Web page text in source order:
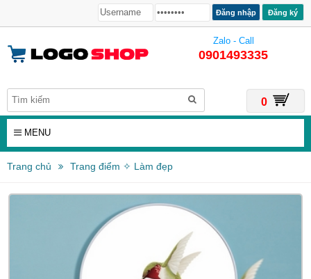
Đăng ký
Zalo - Call
0901493335
0
MENU
Trang chủ Trang điểm ✧ Làm đẹp